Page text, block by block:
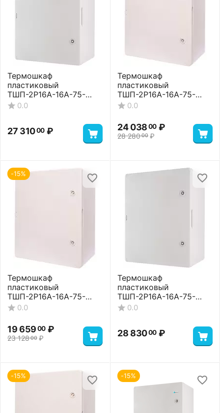
Термошкаф
пластиковый
ТШП-2P16A-16A-75-
403017 Premium
0.0
27 31000 ₽
Термошкаф
пластиковый
ТШП-2P16A-16A-75-
403017 Standart
0.0
28 28000 ₽
24 03800 ₽
-15%
Термошкаф
пластиковый
ТШП-2P16A-16A-75-
403022 Basic
0.0
23 12800 ₽
19 65900 ₽
Термошкаф
пластиковый
ТШП-2P16A-16A-75-
403022 Premium
0.0
28 83000 ₽
-15% -15%